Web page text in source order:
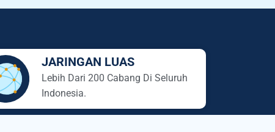
JARINGAN LUAS
Lebih Dari 200 Cabang Di Seluruh
Indonesia.